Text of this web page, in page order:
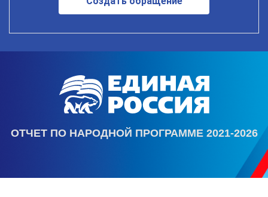
ОТЧЕТ ПО НАРОДНОЙ ПРОГРАММЕ 2021-2026